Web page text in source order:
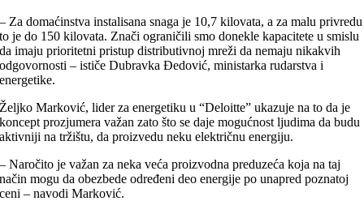
– Za domaćinstva instalisana snaga je 10,7 kilovata, a za malu privredu
to je do 150 kilovata. Znači ograničili smo donekle kapacitete u smislu
da imaju prioritetni pristup distributivnoj mreži da nemaju nikakvih
odgovornosti – ističe Dubravka Đedović, ministarka rudarstva i
energetike.
Željko Marković, lider za energetiku u “Deloitte” ukazuje na to da je
koncept prozjumera važan zato što se daje mogućnost ljudima da budu
aktivniji na tržištu, da proizvedu neku električnu energiju.
– Naročito je važan za neka veća proizvodna preduzeća koja na taj
način mogu da obezbede određeni deo energije po unapred poznatoj
ceni – navodi Marković.